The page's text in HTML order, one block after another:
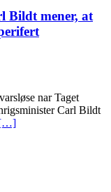
Bildt mener, at
nar Taget
Carl Bildt